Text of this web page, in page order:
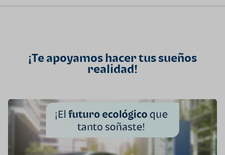
¡Te apoyamos hacer tus sueños
realidad!